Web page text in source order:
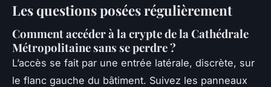
Les questions posées régulièrement
Comment accéder à la crypte de la Cathédrale
Métropolitaine sans se perdre ?
L’accès se fait par une entrée latérale, discrète, sur
le flanc gauche du bâtiment. Suivez les panneaux